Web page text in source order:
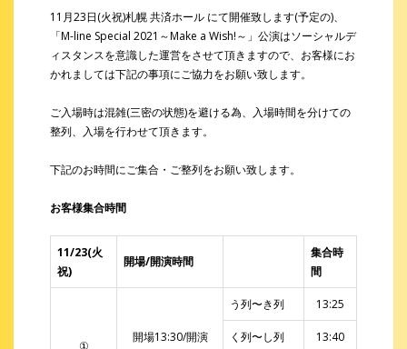
11月23日(火祝)札幌 共済ホール にて開催致します(予定の)、
「M-line Special 2021～Make a Wish!～」公演はソーシャルデ
ィスタンスを意識した運営をさせて頂きますので、お客様にお
かれましては下記の事項にご協力をお願い致します。
ご入場時は混雑(三密の状態)を避ける為、入場時間を分けての
整列、入場を行わせて頂きます。
下記のお時間にご集合・ご整列をお願い致します。
お客様集合時間
11/23(火
祝)
開場/開演時間
集合時
間
開場13:30/開演
う列〜き列 13:25
く列〜し列 13:40